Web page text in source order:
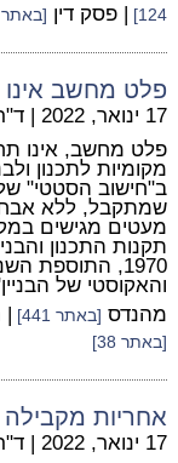
124]
| פסק דין [באתר 482]
פלט מחשב אינו
17 ינואר, 2022 |
פלט מחשב, אינו
מקומיות לתכנון
ב"חישוב הסטטי"
שמתקבל, ללא
מעטים מגישים
תקנות התכנון
1970, התוספת
והאקוסטי של
מהנדס [באתר 441] |
[באתר 38]
אחריות מקבילה
17 ינואר, 2022 |